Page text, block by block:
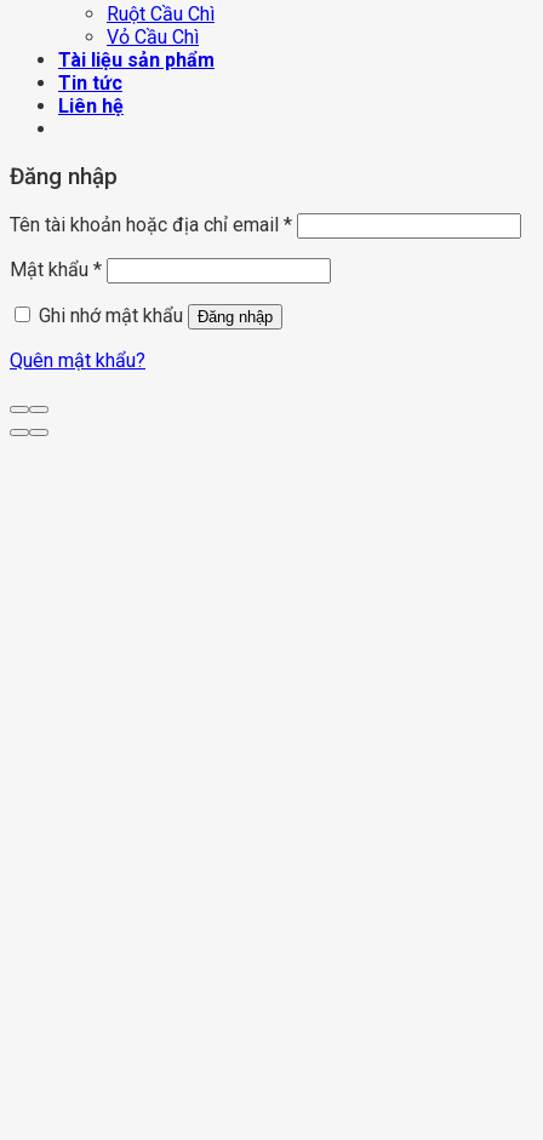
Ruột Cầu Chì
Vỏ Cầu Chì
Tài liệu sản phẩm
Tin tức
Liên hệ
Đăng nhập
Tên tài khoản hoặc địa chỉ email *
Mật khẩu *
Ghi nhớ mật khẩu
Đăng nhập
Quên mật khẩu?